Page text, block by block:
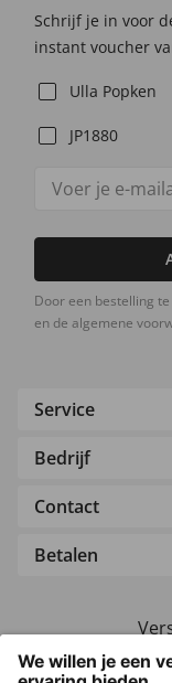
Schrijf je in voor
instant voucher
Ulla Popken
JP1880
Door een bestelling
en de algemene
Service
Bedrijf
Contact
Betalen